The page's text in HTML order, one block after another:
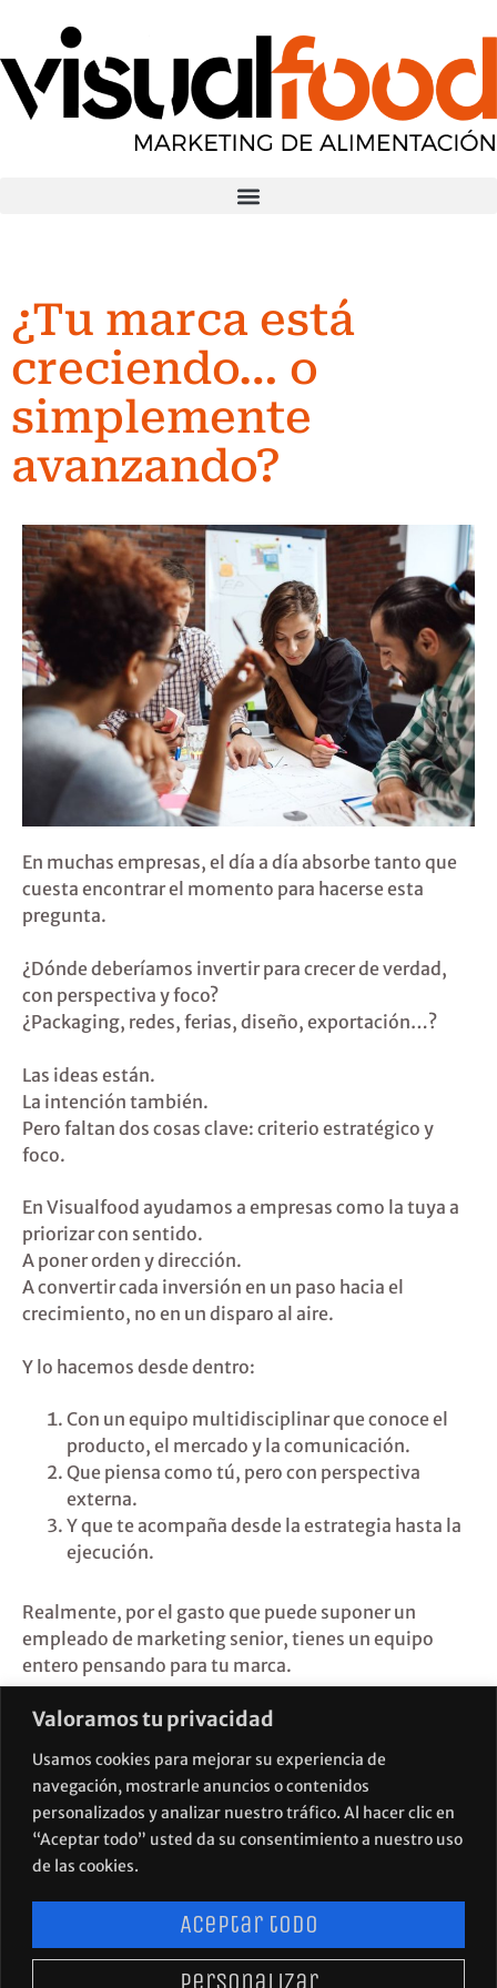
Valoramos tu privacidad
Usamos cookies para mejorar su experiencia de
navegación, mostrarle anuncios o contenidos
personalizados y analizar nuestro tráfico. Al hacer clic en
“Aceptar todo” usted da su consentimiento a nuestro uso
de las cookies.
Personalizar
Aceptar todo
¿Tu marca está
creciendo… o
simplemente
avanzando?
En muchas empresas, el día a día absorbe tanto que
cuesta encontrar el momento para hacerse esta
pregunta.
¿Dónde deberíamos invertir para crecer de verdad,
con perspectiva y foco?
¿Packaging, redes, ferias, diseño, exportación…?
Las ideas están.
La intención también.
Pero faltan dos cosas clave: criterio estratégico y
foco.
En Visualfood ayudamos a empresas como la tuya a
priorizar con sentido.
A poner orden y dirección.
A convertir cada inversión en un paso hacia el
crecimiento, no en un disparo al aire.
Y lo hacemos desde dentro:
Con un equipo multidisciplinar que conoce el
producto, el mercado y la comunicación.
Que piensa como tú, pero con perspectiva
externa.
Y que te acompaña desde la estrategia hasta la
ejecución.
Realmente, por el gasto que puede suponer un
empleado de marketing senior, tienes un equipo
entero pensando para tu marca.
Eso es Visualfood:
método y resultados.